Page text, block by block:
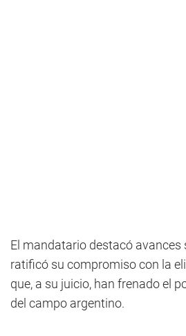
El mandatario destacó
ratificó su compromiso con la
que, a su juicio, han frenado el
del campo argentino.